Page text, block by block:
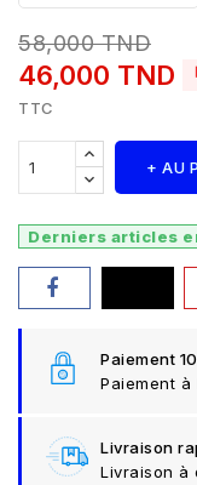
58,000 TND
46,000 TND
TTC
+ AU
Derniers articles
Paiement
Paiement
Livraison
Livraison à